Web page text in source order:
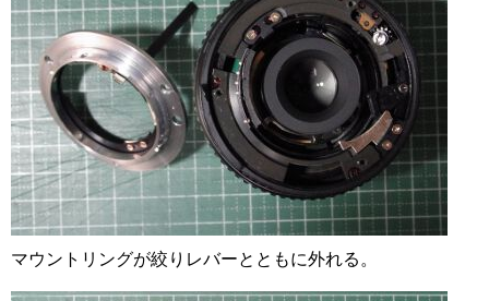
マウントリングが絞りレバーとともに外れる。